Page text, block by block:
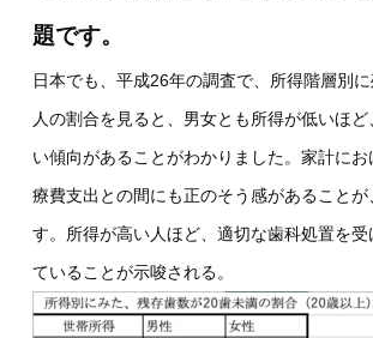
題です。
日本でも、平成26年の調査で、所得階層別
人の割合を見ると、男女とも所得が低いほ
い傾向があることがわかりました。家計に
療費支出との間にも正のそう感があることが
す。所得が高い人ほど、適切な歯科処置を受
ていることが示唆される。